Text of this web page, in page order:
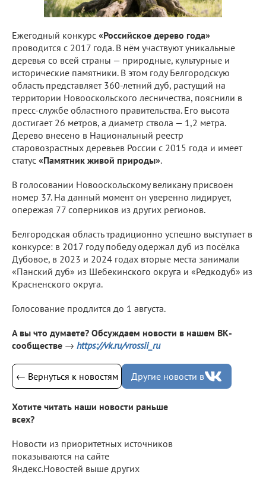
Ежегодный конкурс «Российское дерево года»
проводится с 2017 года. В нём участвуют уникальные
деревья со всей страны — природные, культурные и
исторические памятники. В этом году Белгородскую
область представляет 360-летний дуб, растущий на
территории Новооскольского лесничества, пояснили в
пресс-службе областного правительства. Его высота
достигает 26 метров, а диаметр ствола — 1,2 метра.
Дерево внесено в Национальный реестр
старовозрастных деревьев России с 2015 года и имеет
статус «Памятник живой природы».
В голосовании Новооскольскому великану присвоен
номер 37. На данный момент он уверенно лидирует,
опережая 77 соперников из других регионов.
Белгородская область традиционно успешно выступает в
конкурсе: в 2017 году победу одержал дуб из посёлка
Дубовое, в 2023 и 2024 годах вторые места занимали
«Панский дуб» из Шебекинского округа и «Редкодуб» из
Красненского округа.
Голосование продлится до 1 августа.
А вы что думаете? Обсуждаем новости в нашем ВК-
сообществе → https://vk.ru/vrossii_ru
← Вернуться к новостям Другие новости в
Хотите читать наши новости раньше
всех?
Новости из приоритетных источников
показываются на сайте
Яндекс.Новостей выше других